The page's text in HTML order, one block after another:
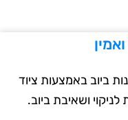
באמצעות ציוד
ושאיבת ביוב.